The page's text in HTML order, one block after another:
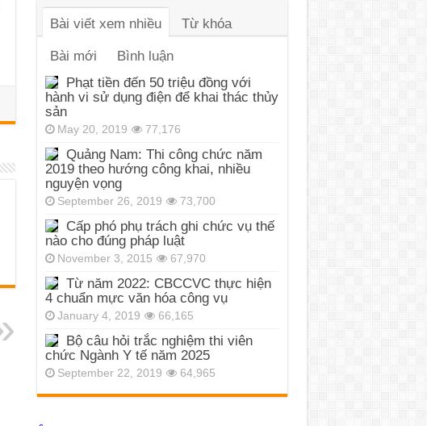
Bài viết xem nhiều Từ khóa
Bài mới
Bình luận
Phạt tiền đến 50 triệu đồng với
hành vi sử dụng điện để khai thác thủy
sản
May 20, 2019 77,176
Quảng Nam: Thi công chức năm
2019 theo hướng công khai, nhiều
nguyện vọng
September 26, 2019 73,700
Cấp phó phụ trách ghi chức vụ thế
nào cho đúng pháp luật
November 3, 2015 67,970
Từ năm 2022: CBCCVC thực hiện
4 chuẩn mực văn hóa công vụ
January 4, 2019 66,165
Bộ câu hỏi trắc nghiệm thi viên
chức Ngành Y tế năm 2025
September 22, 2019 64,965